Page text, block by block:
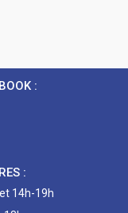
:
:
14h-19h